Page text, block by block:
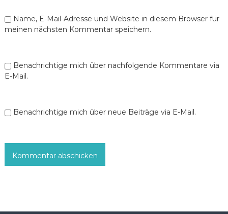
Name, E-Mail-Adresse und Website in diesem Browser für
meinen nächsten Kommentar speichern.
Benachrichtige mich über nachfolgende Kommentare via
E-Mail.
Benachrichtige mich über neue Beiträge via E-Mail.